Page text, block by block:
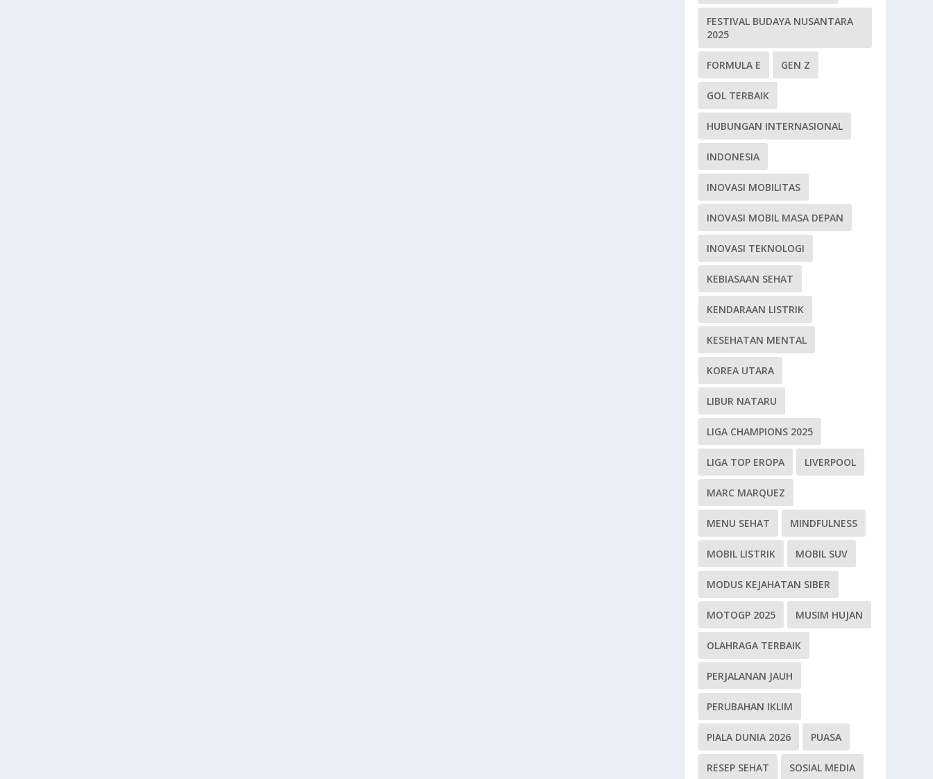
FESTIVAL BUDAYA NUSANTARA
2025
FORMULA E GEN Z
GOL TERBAIK
HUBUNGAN INTERNASIONAL
INDONESIA
INOVASI MOBILITAS
INOVASI MOBIL MASA DEPAN
INOVASI TEKNOLOGI
KEBIASAAN SEHAT
KENDARAAN LISTRIK
KESEHATAN MENTAL
KOREA UTARA
LIBUR NATARU
LIGA CHAMPIONS 2025
LIGA TOP EROPA LIVERPOOL
MARC MARQUEZ
MENU SEHAT MINDFULNESS
MOBIL LISTRIK MOBIL SUV
MODUS KEJAHATAN SIBER
MOTOGP 2025 MUSIM HUJAN
OLAHRAGA TERBAIK
PERJALANAN JAUH
PERUBAHAN IKLIM
PIALA DUNIA 2026 PUASA
RESEP SEHAT SOSIAL MEDIA